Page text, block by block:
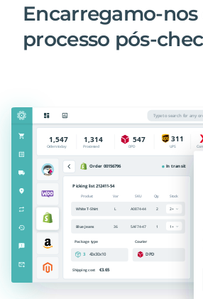
Encarregamo-
processo pós-